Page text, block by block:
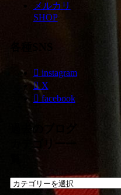
メルカリ
SHOP
instagram
X
facebook
過去のブログ
カテゴリー一
過